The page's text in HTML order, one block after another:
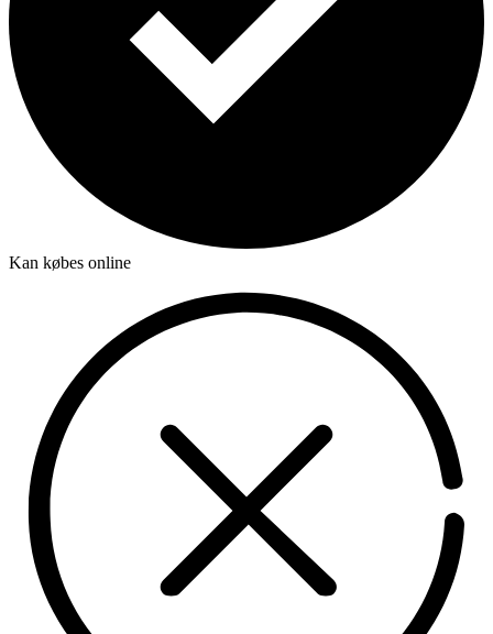
Kan købes online